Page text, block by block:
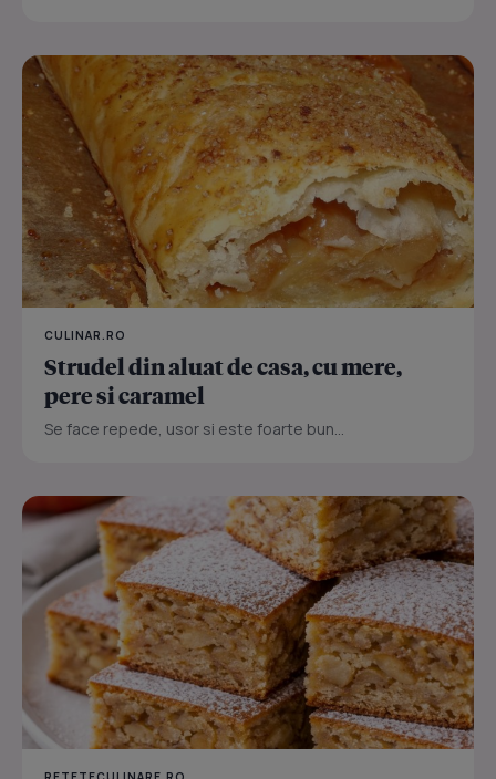
CULINAR.RO
Strudel din aluat de casa, cu mere,
pere si caramel
Se face repede, usor si este foarte bun...